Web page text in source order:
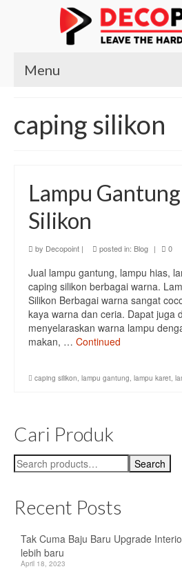
Menu
Produk
Meja
Meja Belajar
Meja Makan
Meja Nakas
Meja Rias
Meja Tamu
Lampu Sorot
Lampu Taman
Tempat Penyimpanan
caping silikon
Lampu
Silikon
by Decopoint | posted in: Blog | 0
Jual lampu gantung, lampu hias,
caping silikon berbagai warna.
Silikon Berbagai warna sangat
kaya warna dan ceria. Dapat juga
menyelaraskan warna lampu
makan, … Continued
caping silikon, lampu gantung, lampu karet,
Cari Produk
Search
for:
Search
Recent Posts
Tak Cuma Baju Baru Upgrade
lebih baru
April 18, 2023